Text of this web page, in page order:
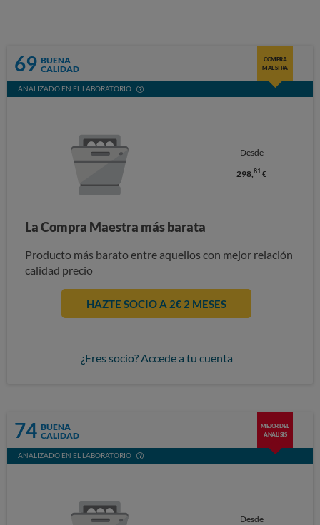
69 BUENA
CALIDAD
COMPRA
MAESTRA
ANALIZADO EN EL LABORATORIO
Desde
298,81 €
La Compra Maestra más barata
Producto más barato entre aquellos con mejor relación
calidad precio
HAZTE SOCIO A 2€ 2 MESES
¿Eres socio? Accede a tu cuenta
74 BUENA
CALIDAD
MEJOR DEL
ANÁLISIS
ANALIZADO EN EL LABORATORIO
Desde